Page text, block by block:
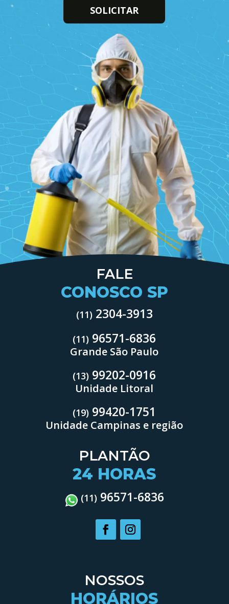
SOLICITAR
FALE
CONOSCO SP
(11) 2304-3913
(11) 96571-6836
Grande São Paulo
(13) 99202-0916
Unidade Litoral
(19) 99420-1751
Unidade Campinas e região
PLANTÃO
24 HORAS
(11) 96571-6836
NOSSOS
HORÁRIOS